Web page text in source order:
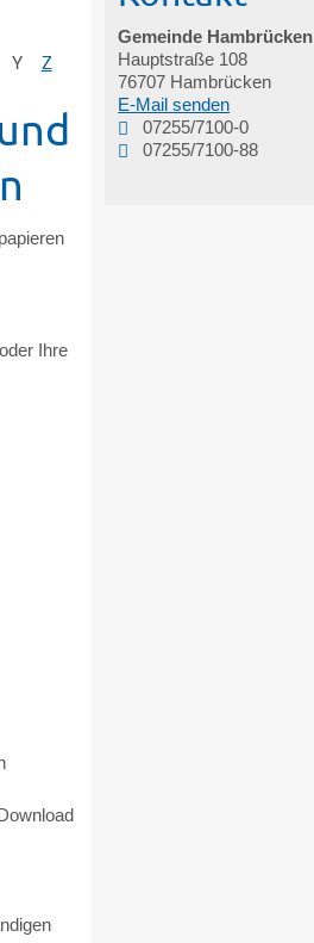
Y Z
Ihre
Gemeinde Hambrücken
Hauptstraße 108
76707 Hambrücken
E-Mail senden
07255/7100-0
07255/7100-88